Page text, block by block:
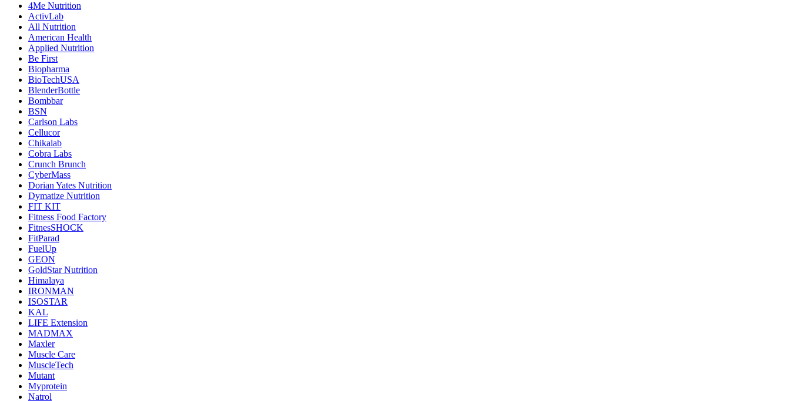
4Me Nutrition
ActivLab
All Nutrition
American Health
Applied Nutrition
Be First
Biopharma
BioTechUSA
BlenderBottle
Bombbar
BSN
Carlson Labs
Cellucor
Chikalab
Cobra Labs
Crunch Brunch
CyberMass
Dorian Yates Nutrition
Dymatize Nutrition
FIT KIT
Fitness Food Factory
FitnesSHOCK
FitParad
FuelUp
GEON
GoldStar Nutrition
Himalaya
IRONMAN
ISOSTAR
KAL
LIFE Extension
MADMAX
Maxler
Muscle Care
MuscleTech
Mutant
Myprotein
Natrol